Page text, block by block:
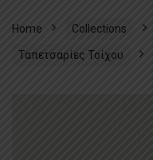
Home Collections
Ταπετσαρίες Τοίχου